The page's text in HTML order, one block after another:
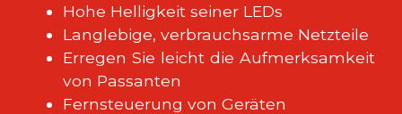
Hohe Helligkeit seiner LEDs
Langlebige, verbrauchsarme Netzteile
Erregen Sie leicht die Aufmerksamkeit
von Passanten
Fernsteuerung von Geräten